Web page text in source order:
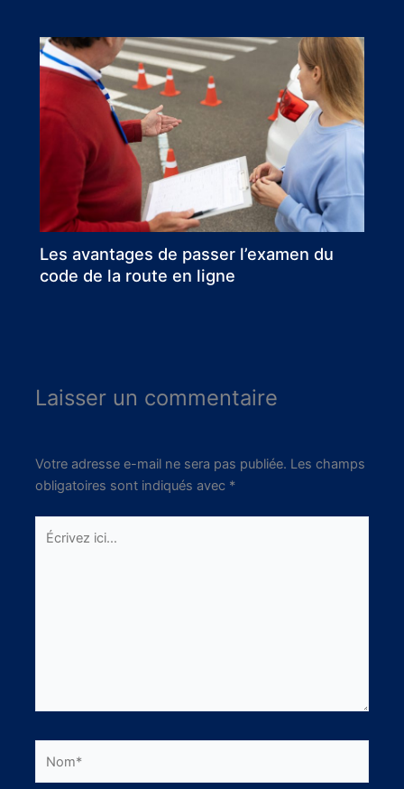
Les avantages de passer l’examen du
code de la route en ligne
Laisser un commentaire
Votre adresse e-mail ne sera pas publiée. Les champs
obligatoires sont indiqués avec *
Écrivez
ici…